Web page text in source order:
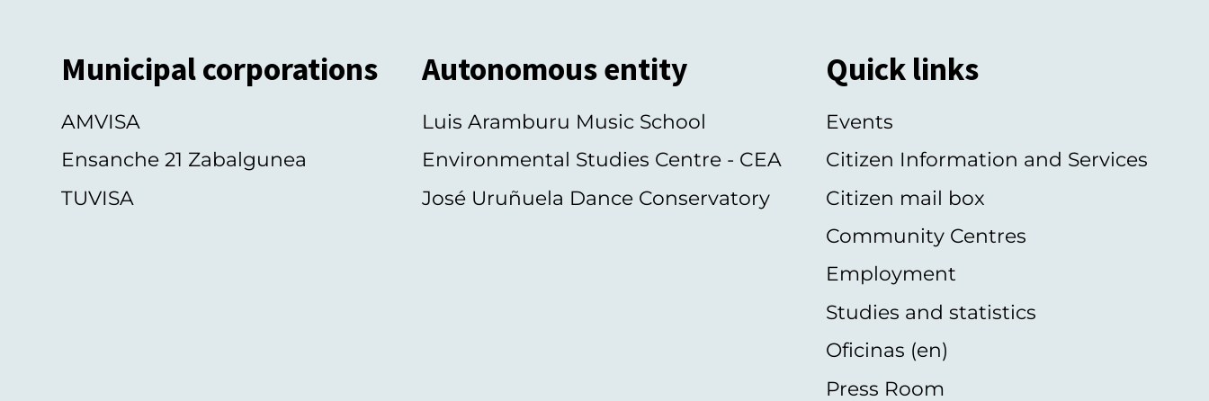
Municipal corporations
AMVISA
Ensanche 21 Zabalgunea
TUVISA
Autonomous entity
Luis Aramburu Music School
Environmental Studies Centre - CEA
José Uruñuela Dance Conservatory
Quick links
Events
Citizen Information and Services
Citizen mail box
Community Centres
Employment
Studies and statistics
Oficinas (en)
Press Room